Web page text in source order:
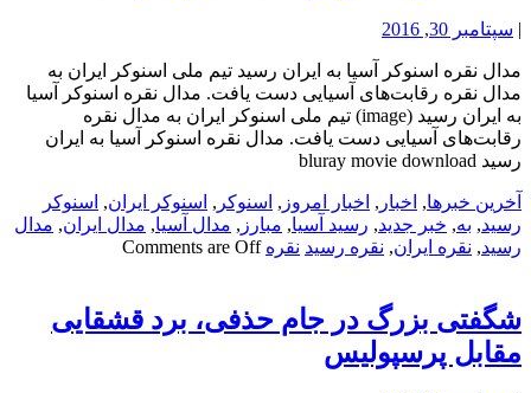
| سپتامبر 30, 2016
مدال نقره اسنوکر آسیا به ایران رسید تیم ملی اسنوکر ایران به
مدال نقره رقابت‌های آسیایی دست یافت. مدال نقره اسنوکر آسیا
به ایران رسید (image) تیم ملی اسنوکر ایران به مدال نقره
رقابت‌های آسیایی دست یافت. مدال نقره اسنوکر آسیا به ایران
رسید bluray movie download
آخرین خبرها, اخبار , اخبار امروز , اسنوکر , اسنوکر ایران, اسنوکر
رسید, به, خبر جدید, رسید آسیا, مبارز , مدال آسیا, مدال ایران, مدال
رسید, نقره ایران, نقره رسید نقره Comments are Off
شگفتی بزرگ در جام حذفی، برد قشقایی
مقابل پرسپولیس